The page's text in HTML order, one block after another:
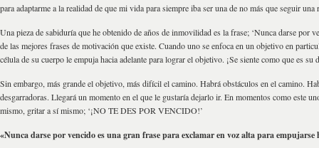
para adaptarme a la realidad de que mi vida para siempre iba ser una de no más que seguir una
Una pieza de sabiduría que he obtenido de años de inmovilidad es la frase; ‘Nunca darse por
de las mejores frases de motivación que existe. Cuando uno se enfoca en un objetivo en
célula de su cuerpo le empuja hacia adelante para lograr el objetivo. ¡Se siente como que es su
Sin embargo, más grande el objetivo, más difícil el camino. Habrá obstáculos en el camino.
desgarradoras. Llegará un momento en el que le gustaría dejarlo ir. En momentos como este
mismo, gritar a sí mismo; ‘¡NO TE DES POR VENCIDO!’
«Nunca darse por vencido es una gran frase para exclamar en voz alta para empujarse